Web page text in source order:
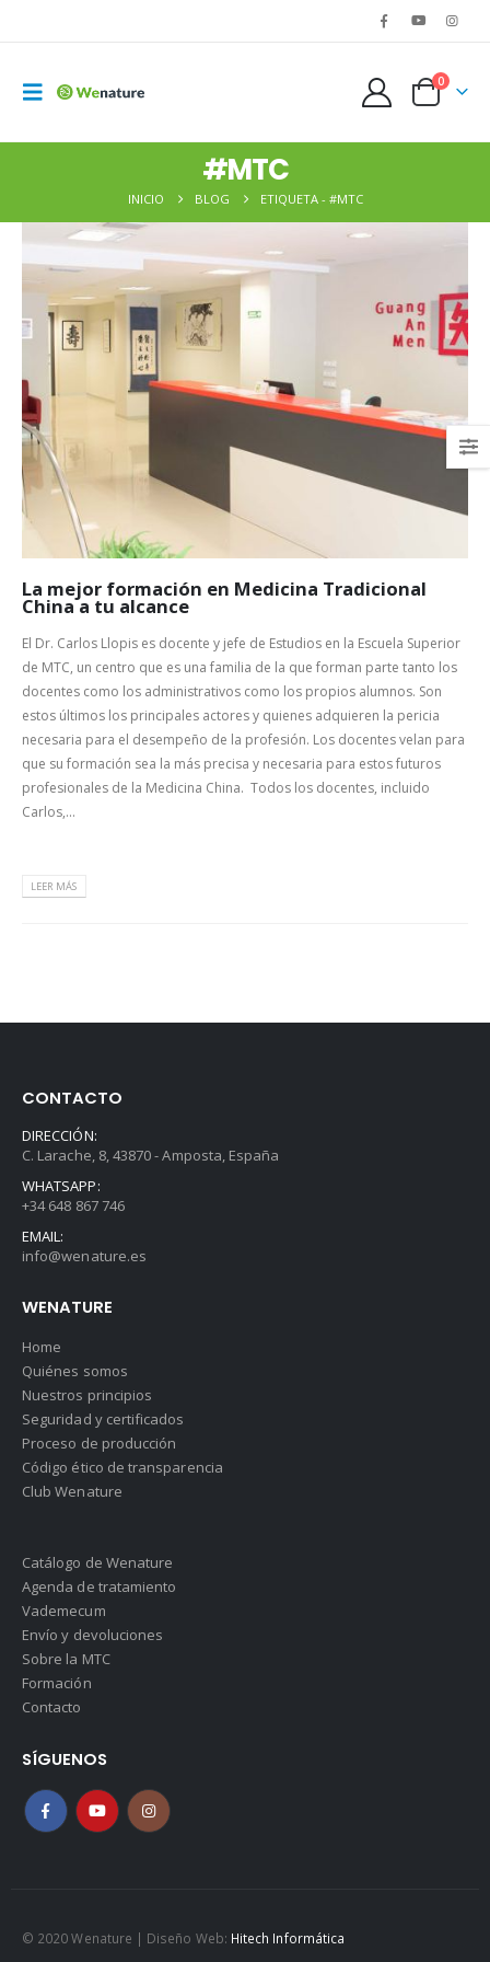
0
#MTC
INICIO BLOG ETIQUETA - #MTC
La mejor formación en Medicina Tradicional
China a tu alcance
El Dr. Carlos Llopis es docente y jefe de Estudios en la Escuela Superior
de MTC, un centro que es una familia de la que forman parte tanto los
docentes como los administrativos como los propios alumnos. Son
estos últimos los principales actores y quienes adquieren la pericia
necesaria para el desempeño de la profesión. Los docentes velan para
que su formación sea la más precisa y necesaria para estos futuros
profesionales de la Medicina China. Todos los docentes, incluido
Carlos,...
LEER MÁS
CONTACTO
DIRECCIÓN:
C. Larache, 8, 43870 - Amposta, España
WHATSAPP:
+34 648 867 746
EMAIL:
info@wenature.es
WENATURE
Home
Quiénes somos
Nuestros principios
Seguridad y certificados
Proceso de producción
Código ético de transparencia
Club Wenature
Catálogo de Wenature
Agenda de tratamiento
Vademecum
Envío y devoluciones
Sobre la MTC
Formación
Contacto
SÍGUENOS
© 2020 Wenature | Diseño Web: Hitech Informática